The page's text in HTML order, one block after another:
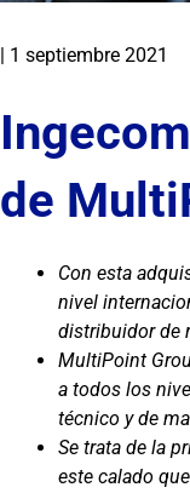
| 1 septiembre 2021
de
Con esta
nivel
distribuidor de
MultiPoint
a todos los
técnico y de
Se trata de la
este calado